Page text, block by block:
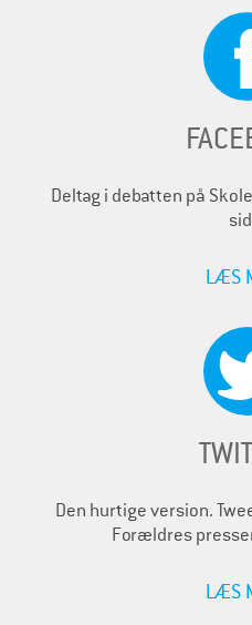
Deltag i debatten på
LÆS
Den hurtige version.
Forældres
LÆS